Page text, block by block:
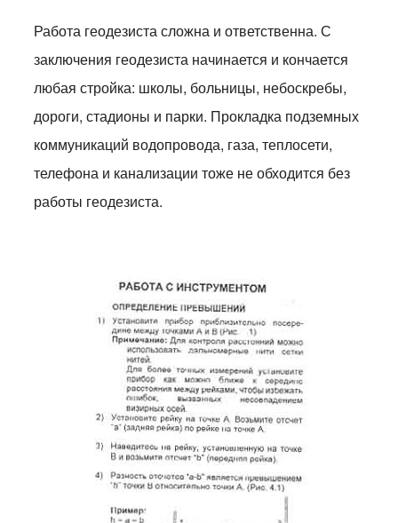
Работа геодезиста сложна и ответственна. С
заключения геодезиста начинается и кончается
любая стройка: школы, больницы, небоскребы,
дороги, стадионы и парки. Прокладка подземных
коммуникаций водопровода, газа, теплосети,
телефона и канализации тоже не обходится без
работы геодезиста.